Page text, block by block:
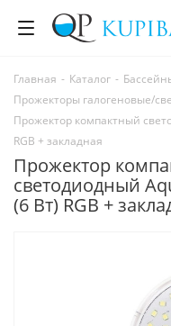
Главная - Каталог -
Прожекторы галогеновые/
Прожектор компактный
RGB + закладная
Прожектор
светодиодный
(6 Вт) RGB +